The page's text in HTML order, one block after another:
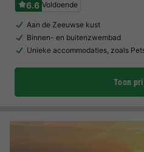
6.6 Voldoende
Aan de Zeeuwse kust
Binnen- en buitenzwembad
Unieke accommodaties, zoals
Toon